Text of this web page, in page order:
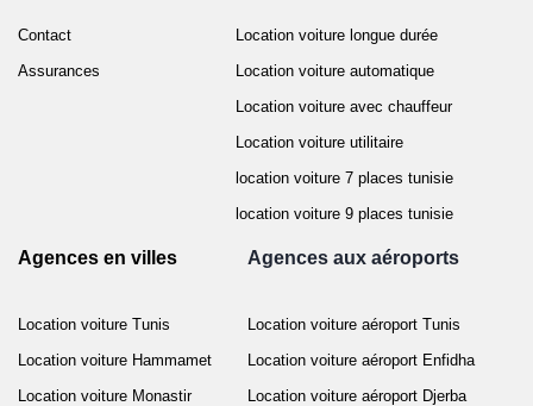
Contact
Assurances
Location voiture longue durée
Location voiture automatique
Location voiture avec chauffeur
Location voiture utilitaire
location voiture 7 places tunisie
location voiture 9 places tunisie
Agences en villes
Location voiture Tunis
Location voiture Hammamet
Location voiture Monastir
Agences aux aéroports
Location voiture aéroport Tunis
Location voiture aéroport Enfidha
Location voiture aéroport Djerba